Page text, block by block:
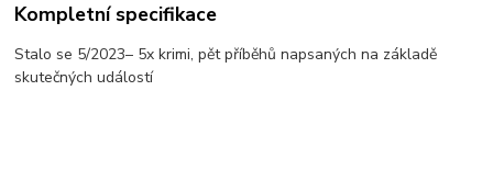
Kompletní specifikace
Stalo se 5/2023– 5x krimi, pět příběhů napsaných na základě
skutečných událostí